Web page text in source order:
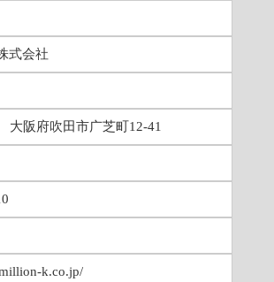
式会社
⼤阪府吹⽥市广芝町12-41
k.co.jp/